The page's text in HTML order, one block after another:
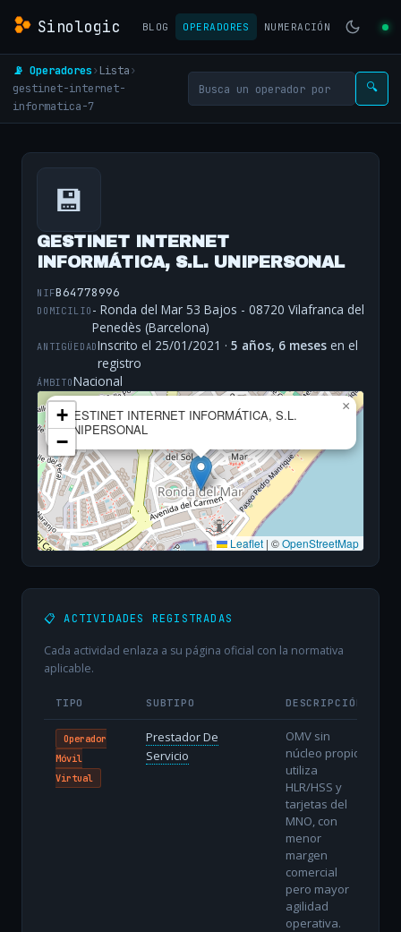
Sinologic BLOG OPERADORES NUMERACIÓN
📡 Operadores› Lista›
gestinet-internet-
informatica-7
🔍
💾
GESTINET INTERNET
INFORMÁTICA, S.L. UNIPERSONAL
NIFB64778996
DOMICILIO - Ronda del Mar 53 Bajos - 08720 Vilafranca del
Penedès (Barcelona)
ANTIGÜEDADInscrito el 25/01/2021 ·5 años, 6 meses en el
registro
ÁMBITONacional
GESTINET INTERNET INFORMÁTICA, S.L.
UNIPERSONAL
×
+
−
Leaflet | ©OpenStreetMap
📋 ACTIVIDADES REGISTRADAS
Cada actividad enlaza a su página oficial con la normativa
aplicable.
TIPO SUBTIPO DESCRIPCIÓN
Operador
Móvil
Virtual
Prestador De
Servicio
OMV sin
núcleo propio:
utiliza
HLR/HSS y
tarjetas del
MNO, con
menor
margen
comercial
pero mayor
agilidad
operativa.